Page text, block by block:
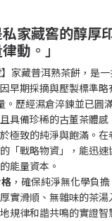
家藏窖的醇厚
動 。」
家藏普洱熟茶餅，是
早期採摘與壓製標準略
。歷經濕倉淬鍊並已圓
具備珍稀的古董茶體感
極致的純淨與飽滿。在
「戰略物資」，能迅速
能量資本。
，確保純淨無化學負
實滑順、無雜味的茶湯
規律和諧共鳴的實證智